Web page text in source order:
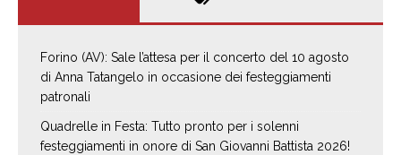
Forino (AV): Sale l’attesa per il concerto del 10 agosto
di Anna Tatangelo in occasione dei festeggiamenti
patronali
Quadrelle in Festa: Tutto pronto per i solenni
festeggiamenti in onore di San Giovanni Battista 2026!